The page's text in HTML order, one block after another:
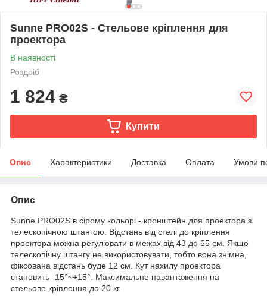
Sunne PRO02S - Стельове кріплення для
проектора
В наявності
Роздріб
1 824 ₴
Купити
Опис Характеристики Доставка Оплата Умови
Опис
Sunne PRO02S в сірому кольорі - кронштейн для проектора з
телескопічною штангою. Відстань від стелі до кріплення
проектора можна регулювати в межах від 43 до 65 см. Якщо
телескопічну штангу не використовувати, тобто вона знімна,
фіксована відстань буде 12 см. Кут нахилу проектора
становить -15°~+15°. Максимальне навантаження на
стельове кріплення до 20 кг.